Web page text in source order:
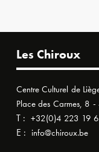
Les Chiroux
Centre Culturel de
Place des Carmes, 8
T : +32(0)4 223 19
E : info@chiroux.be